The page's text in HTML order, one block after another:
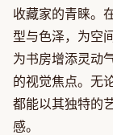
收藏家的青睐。
型与色泽，为空
为书房增添灵动
的视觉焦点。无
都能以其独特的
感。